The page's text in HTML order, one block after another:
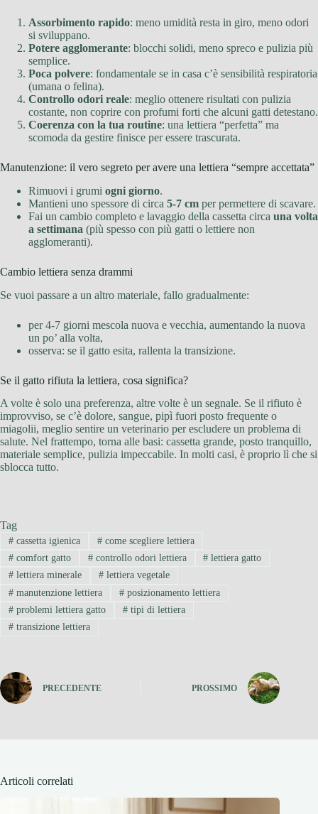
Assorbimento rapido: meno umidità resta in giro, meno odori
si sviluppano.
Potere agglomerante: blocchi solidi, meno spreco e pulizia più
semplice.
Poca polvere: fondamentale se in casa c’è sensibilità respiratoria
(umana o felina).
Controllo odori reale: meglio ottenere risultati con pulizia
costante, non coprire con profumi forti che alcuni gatti detestano.
Coerenza con la tua routine: una lettiera “perfetta” ma
scomoda da gestire finisce per essere trascurata.
Manutenzione: il vero segreto per avere una lettiera “sempre accettata”
Rimuovi i grumi ogni giorno.
Mantieni uno spessore di circa 5-7 cm per permettere di scavare.
Fai un cambio completo e lavaggio della cassetta circa una volta
a settimana (più spesso con più gatti o lettiere non
agglomeranti).
Cambio lettiera senza drammi
Se vuoi passare a un altro materiale, fallo gradualmente:
per 4-7 giorni mescola nuova e vecchia, aumentando la nuova
un po’ alla volta,
osserva: se il gatto esita, rallenta la transizione.
Se il gatto rifiuta la lettiera, cosa significa?
A volte è solo una preferenza, altre volte è un segnale. Se il rifiuto è
improvviso, se c’è dolore, sangue, pipì fuori posto frequente o
miagolii, meglio sentire un veterinario per escludere un problema di
salute. Nel frattempo, torna alle basi: cassetta grande, posto tranquillo,
materiale semplice, pulizia impeccabile. In molti casi, è proprio lì che si
sblocca tutto.
Tag
#cassetta igienica #come scegliere lettiera
#comfort gatto #controllo odori lettiera # lettiera gatto
#lettiera minerale #lettiera vegetale
#manutenzione lettiera #posizionamento lettiera
#problemi lettiera gatto #tipi di lettiera
#transizione lettiera
PRECEDENTE PROSSIMO
Articoli correlati